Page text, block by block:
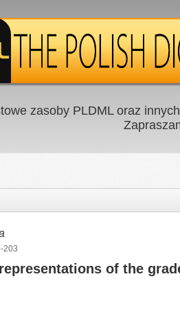
zasoby PLDML oraz
203
of the